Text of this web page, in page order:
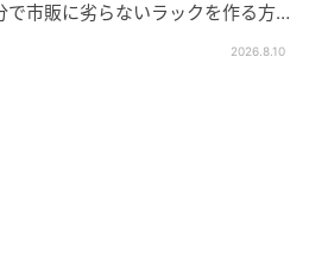
市販に劣らないラックを作る方
2026.8.10